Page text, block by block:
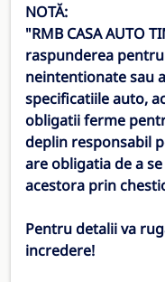
NOTĂ:
"RMB CASA AUTO
raspunderea
neintentionate sau
specificatiile auto,
obligatii ferme
deplin responsabil
are obligatia de a
acestora prin
Pentru detalii va
incredere!